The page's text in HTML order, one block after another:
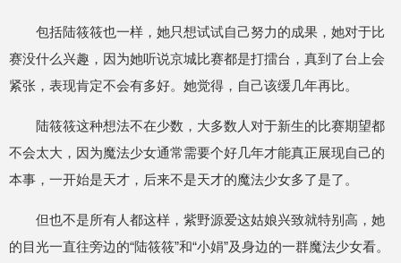
包括陆筱筱也一样，她只想试试自己努力的成果，她对于比
赛没什么兴趣，因为她听说京城比赛都是打擂台，真到了台上会
紧张，表现肯定不会有多好。她觉得，自己该缓几年再比。
陆筱筱这种想法不在少数，大多数人对于新生的比赛期望都
不会太大，因为魔法少女通常需要个好几年才能真正展现自己的
本事，一开始是天才，后来不是天才的魔法少女多了是了。
但也不是所有人都这样，紫野源爱这姑娘兴致就特别高，她
的目光一直往旁边的“陆筱筱”和“小娟”及身边的一群魔法少女看。